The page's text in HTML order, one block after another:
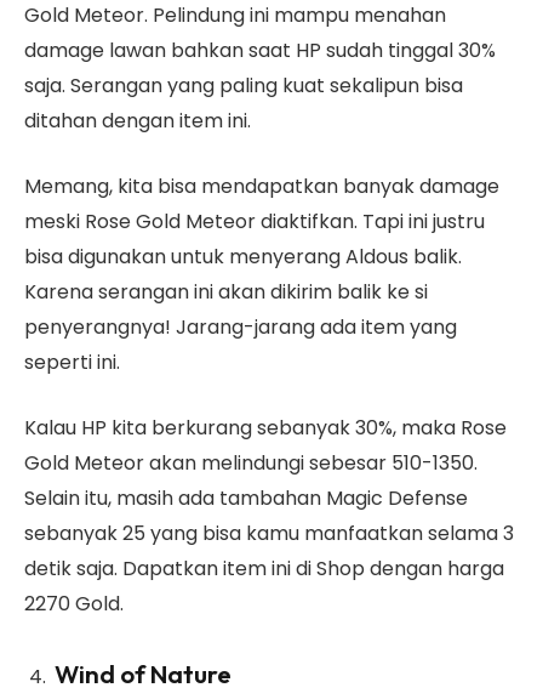
Gold Meteor. Pelindung ini mampu menahan
damage lawan bahkan saat HP sudah tinggal 30%
saja. Serangan yang paling kuat sekalipun bisa
ditahan dengan item ini.
Memang, kita bisa mendapatkan banyak damage
meski Rose Gold Meteor diaktifkan. Tapi ini justru
bisa digunakan untuk menyerang Aldous balik.
Karena serangan ini akan dikirim balik ke si
penyerangnya! Jarang-jarang ada item yang
seperti ini.
Kalau HP kita berkurang sebanyak 30%, maka Rose
Gold Meteor akan melindungi sebesar 510-1350.
Selain itu, masih ada tambahan Magic Defense
sebanyak 25 yang bisa kamu manfaatkan selama 3
detik saja. Dapatkan item ini di Shop dengan harga
2270 Gold.
Wind of Nature